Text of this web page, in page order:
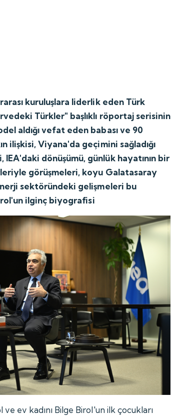
kuruluşlara liderlik eden Türk
Türkler" başlıklı röportaj serisinin
aldığı vefat eden babası ve 90
ilişkisi, Viyana'da geçimini sağladığı
dönüşümü, günlük hayatının bir
görüşmeleri, koyu Galatasaray
sektöründeki gelişmeleri bu
ilginç biyografisi
ev kadını Bilge Birol'un ilk çocukları